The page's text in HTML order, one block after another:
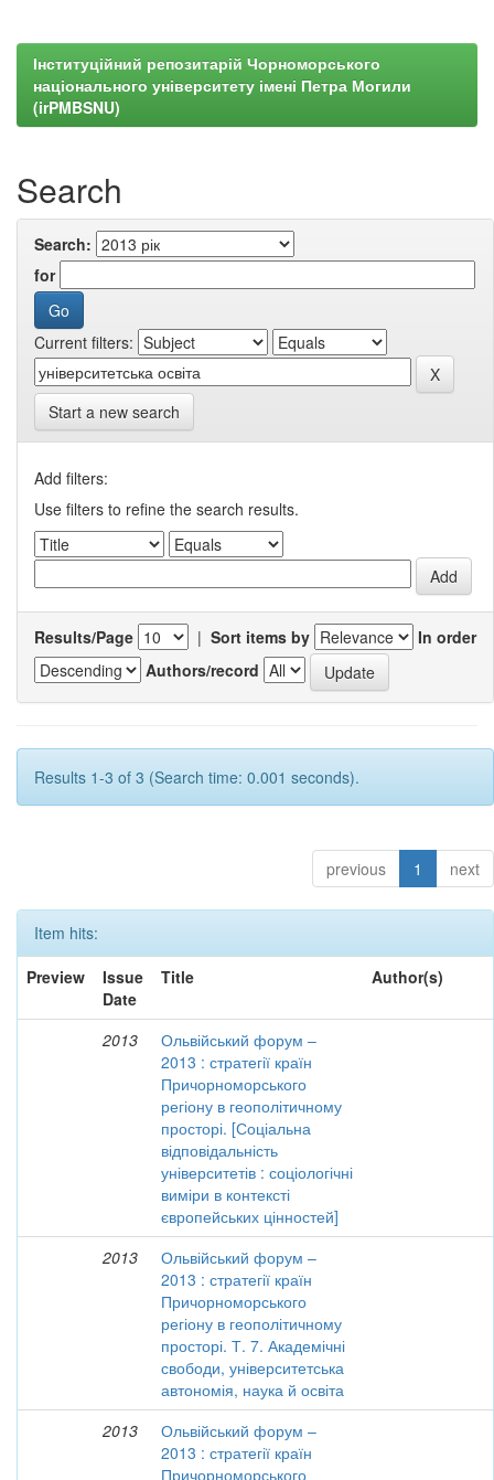
Інституційний репозитарій Чорноморського
національного університету імені Петра Могили
(irPMBSNU)
Search
Search:
for
Current filters:
Start a new search
Add filters:
Use filters to refine the search results.
Results/Page | Sort items by
In order
Authors/record
Results 1-3 of 3 (Search time: 0.001 seconds).
previous 1 next
Item hits:
Preview
Issue
Date
Title Author(s)
2013
Ольвійський форум –
2013 : стратегії країн
Причорноморського
регіону в геополітичному
просторі. [Соціальна
відповідальність
університетів : соціологічні
виміри в контексті
європейських цінностей]
2013
Ольвійський форум –
2013 : стратегії країн
Причорноморського
регіону в геополітичному
просторі. Т. 7. Академічні
свободи, університетська
автономія, наука й освіта
2013
Ольвійський форум –
2013 : стратегії країн
Причорноморського